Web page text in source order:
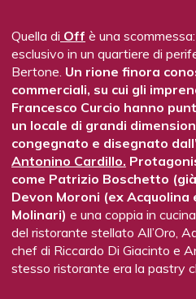
Quella di Off è una
esclusivo in un quartiere di
Bertone. Un rione finora
commerciali, su cui gli
Francesco Curcio hanno
un locale di grandi
congegnato e disegnato
Antonino Cardillo.
come Patrizio Boschetto
Devon Moroni (ex
Molinari) e una coppia in
del ristorante stellato All’Oro,
chef di Riccardo Di Giacinto e
stesso ristorante era la pastry